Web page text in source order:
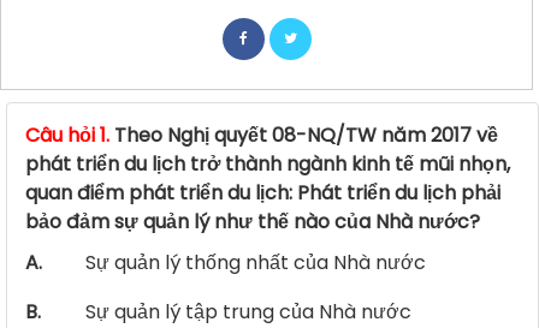
Câu hỏi 1. Theo Nghị quyết 08-NQ/TW năm 2017 về
phát triển du lịch trở thành ngành kinh tế mũi nhọn,
quan điểm phát triển du lịch: Phát triển du lịch phải
bảo đảm sự quản lý như thế nào của Nhà nước?
A.
Sự quản lý thống nhất của Nhà nước
B.
Sự quản lý tập trung của Nhà nước